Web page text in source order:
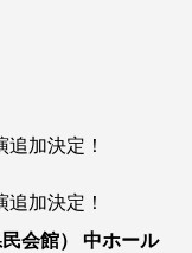
追加決定！
追加決定！
会館） 中ホール